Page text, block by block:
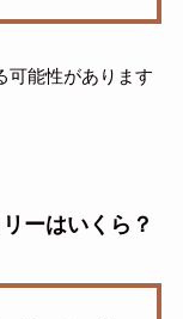
可能性があります
ーはいくら？